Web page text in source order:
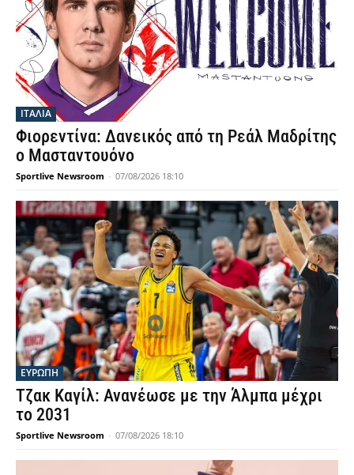
ΙΤΑΛΙΑ
Φιορεντίνα: Δανεικός από τη Ρεάλ Μαδρίτης
ο Μασταντουόνο
Sportlive Newsroom - 07/08/2026 18:10
ΕΥΡΩΠΗ
Τζακ Καγίλ: Ανανέωσε με την Άλμπα μέχρι
το 2031
Sportlive Newsroom - 07/08/2026 18:10